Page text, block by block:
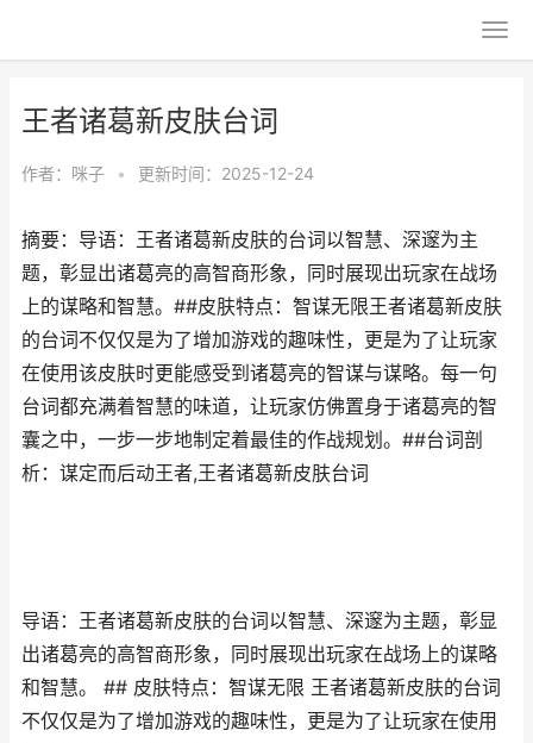
王者诸葛新皮肤台词
作者： 咪子 • 更新时间：2025-12-24
摘要：导语：王者诸葛新皮肤的台词以智慧、深邃为主
题，彰显出诸葛亮的高智商形象，同时展现出玩家在战场
上的谋略和智慧。##皮肤特点：智谋无限王者诸葛新皮肤
的台词不仅仅是为了增加游戏的趣味性，更是为了让玩家
在使用该皮肤时更能感受到诸葛亮的智谋与谋略。每一句
台词都充满着智慧的味道，让玩家仿佛置身于诸葛亮的智
囊之中，一步一步地制定着最佳的作战规划。##台词剖
析：谋定而后动王者,王者诸葛新皮肤台词
导语：王者诸葛新皮肤的台词以智慧、深邃为主题，彰显
出诸葛亮的高智商形象，同时展现出玩家在战场上的谋略
和智慧。 ## 皮肤特点：智谋无限 王者诸葛新皮肤的台词
不仅仅是为了增加游戏的趣味性，更是为了让玩家在使用